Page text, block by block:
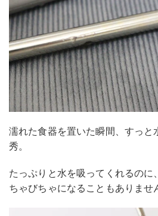
濡れた食器を置いた瞬間、すっと
秀。
たっぷりと水を吸ってくれるのに
ちゃびちゃになることもありませ